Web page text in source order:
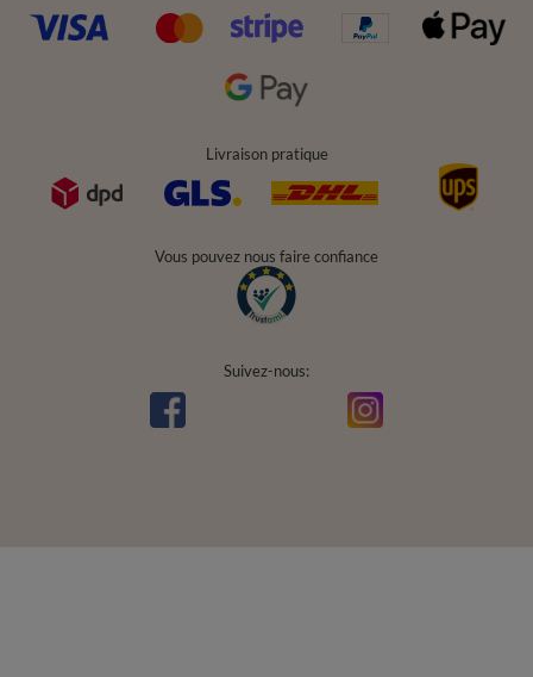
Livraison pratique
Vous pouvez nous faire confiance
Suivez-nous: